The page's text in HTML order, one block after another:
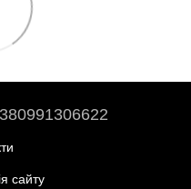
сайту